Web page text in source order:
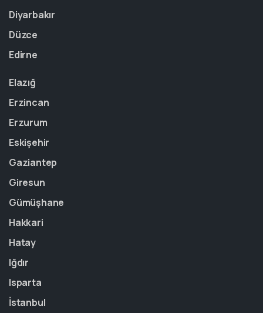
Diyarbakır
Düzce
Edirne
Elazığ
Erzincan
Erzurum
Eskişehir
Gaziantep
Giresun
Gümüşhane
Hakkari
Hatay
Iğdır
Isparta
İstanbul